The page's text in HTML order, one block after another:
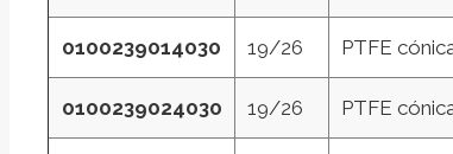
0100239014030 19/26 PTFE
0100239024030 19/26 PTFE